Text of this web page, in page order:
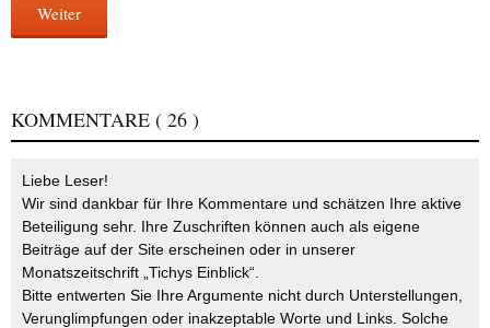
Weiter
KOMMENTARE ( 26 )
Liebe Leser!
Wir sind dankbar für Ihre Kommentare und schätzen Ihre aktive
Beteiligung sehr. Ihre Zuschriften können auch als eigene
Beiträge auf der Site erscheinen oder in unserer
Monatszeitschrift „Tichys Einblick“.
Bitte entwerten Sie Ihre Argumente nicht durch Unterstellungen,
Verunglimpfungen oder inakzeptable Worte und Links. Solche